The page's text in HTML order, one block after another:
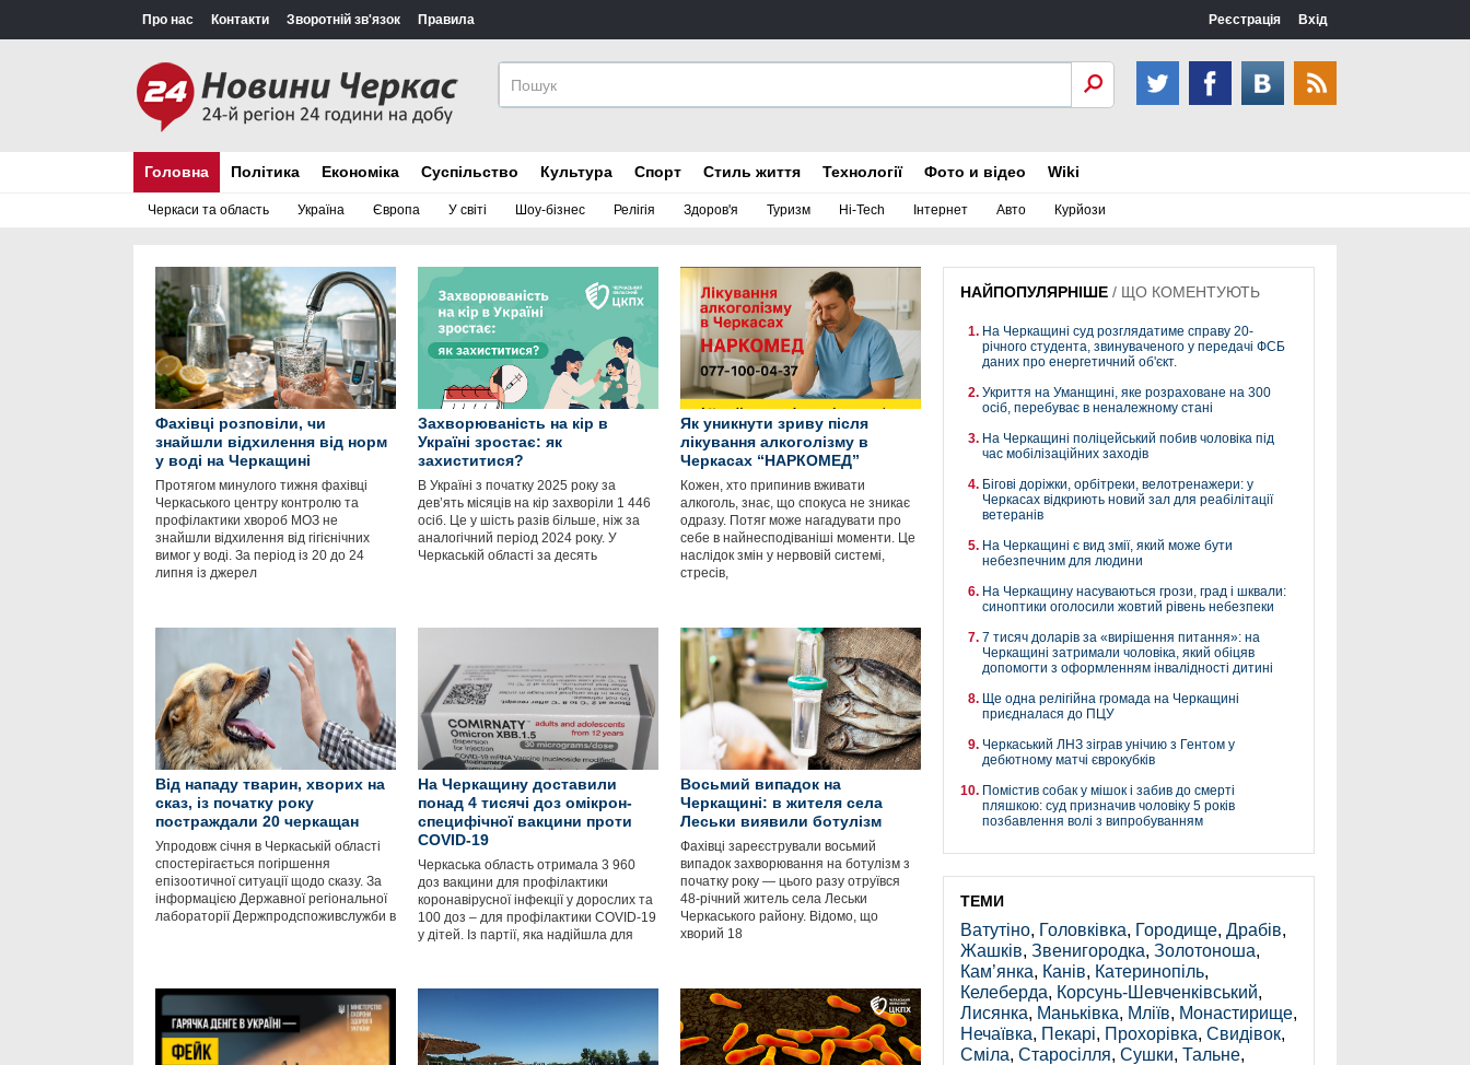
Про нас Контакти Зворотній зв'язок Правила Реєстрація Вхід
Головна
Черкаси та область Україна Європа У світі Шоу-бізнес Релігія Здоров'я Туризм Hi-Tech Інтернет Авто Курйози
Політика Економіка Суспільство Культура Спорт Стиль життя Технології Фото и відео Wiki
Фахівці розповіли, чи
знайшли відхилення від норм
у воді на Черкащині
Протягом минулого тижня фахівці
Черкаського центру контролю та
профілактики хвороб МОЗ не
знайшли відхилення від гігієнічних
вимог у воді. За період із 20 до 24
липня із джерел
Захворюваність на кір в
Україні зростає: як
захиститися?
В Україні з початку 2025 року за
дев’ять місяців на кір захворіли 1 446
осіб. Це у шість разів більше, ніж за
аналогічний період 2024 року. У
Черкаській області за десять
Як уникнути зриву після
лікування алкоголізму в
Черкасах “НАРКОМЕД”
Кожен, хто припинив вживати
алкоголь, знає, що спокуса не зникає
одразу. Потяг може нагадувати про
себе в найнесподіваніші моменти. Це
наслідок змін у нервовій системі,
стресів,
Від нападу тварин, хворих на
сказ, із початку року
постраждали 20 черкащан
Упродовж січня в Черкаській області
спостерігається погіршення
епізоотичної ситуації щодо сказу. За
інформацією Державної регіональної
лабораторії Держпродспоживслужби в
На Черкащину доставили
понад 4 тисячі доз омікрон-
специфічної вакцини проти
COVID-19
Черкаська область отримала 3 960
доз вакцини для профілактики
коронавірусної інфекції у дорослих та
100 доз – для профілактики COVID-19
у дітей. Із партії, яка надійшла для
Восьмий випадок на
Черкащині: в жителя села
Леськи виявили ботулізм
Фахівці зареєстрували восьмий
випадок захворювання на ботулізм з
початку року — цього разу отруївся
48-річний житель села Леськи
Черкаського району. Відомо, що
хворий 18
НАЙПОПУЛЯРНІШЕ / ЩО КОМЕНТУЮТЬ
На Черкащині суд розглядатиме справу 20-
річного студента, звинуваченого у передачі ФСБ
даних про енергетичний об'єкт.
Укриття на Уманщині, яке розраховане на 300
осіб, перебуває в неналежному стані
На Черкащині поліцейський побив чоловіка під
час мобілізаційних заходів
Бігові доріжки, орбітреки, велотренажери: у
Черкасах відкриють новий зал для реабілітації
ветеранів
На Черкащині є вид змії, який може бути
небезпечним для людини
На Черкащину насуваються грози, град і шквали:
синоптики оголосили жовтий рівень небезпеки
7 тисяч доларів за «вирішення питання»: на
Черкащині затримали чоловіка, який обіцяв
допомогти з оформленням інвалідності дитині
Ще одна релігійна громада на Черкащині
приєдналася до ПЦУ
Черкаський ЛНЗ зіграв унічию з Гентом у
дебютному матчі єврокубків
Помістив собак у мішок і забив до смерті
пляшкою: суд призначив чоловіку 5 років
позбавлення волі з випробуванням
ТЕМИ
Ватутіно, Головківка, Городище, Драбів,
Жашків, Звенигородка, Золотоноша,
Кам’янка, Канів, Катеринопіль,
Келеберда, Корсунь-Шевченківський,
Лисянка, Маньківка, Мліїв, Монастирище,
Нечаївка, Пекарі, Прохорівка, Свидівок,
Сміла, Старосілля, Сушки, Тальне,